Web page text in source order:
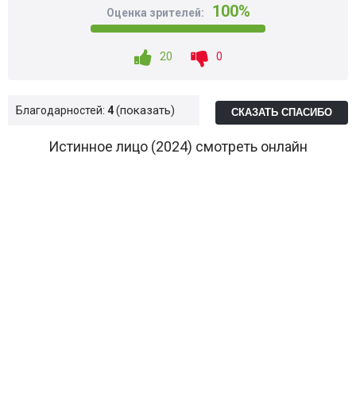
Оценка зрителей: 100%
20 0
Благодарностей: 4 показать СКАЗАТЬ СПАСИБО
Истинное лицо (2024) смотреть онлайн